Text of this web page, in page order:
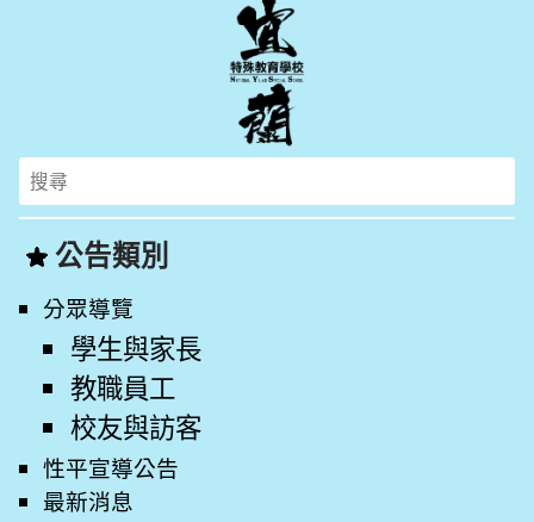
Search
for:
公告類別
分眾導覽
學生與家長
教職員工
校友與訪客
性平宣導公告
最新消息